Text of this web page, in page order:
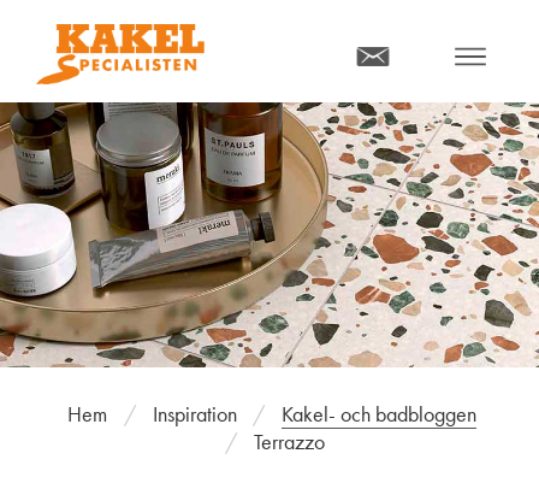
MENY
Hem Inspiration
Kakel- och badbloggen
Terrazzo